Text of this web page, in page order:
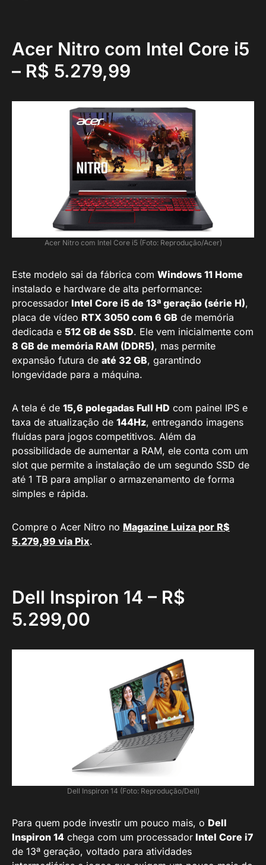
Acer Nitro com Intel Core i5
– R$ 5.279,99
Acer Nitro com Intel Core i5 (Foto: Reprodução/Acer)
Este modelo sai da fábrica com Windows 11 Home
instalado e hardware de alta performance:
processador Intel Core i5 de 13ª geração (série H),
placa de vídeo RTX 3050 com 6 GB de memória
dedicada e 512 GB de SSD. Ele vem inicialmente com
8 GB de memória RAM (DDR5), mas permite
expansão futura de até 32 GB, garantindo
longevidade para a máquina.
A tela é de 15,6 polegadas Full HD com painel IPS e
taxa de atualização de 144Hz, entregando imagens
fluídas para jogos competitivos. Além da
possibilidade de aumentar a RAM, ele conta com um
slot que permite a instalação de um segundo SSD de
até 1 TB para ampliar o armazenamento de forma
simples e rápida.
Compre o Acer Nitro no Magazine Luiza por R$
5.279,99 via Pix.
Dell Inspiron 14 – R$
5.299,00
Dell Inspiron 14 (Foto: Reprodução/Dell)
Para quem pode investir um pouco mais, o Dell
Inspiron 14 chega com um processador Intel Core i7
de 13ª geração, voltado para atividades